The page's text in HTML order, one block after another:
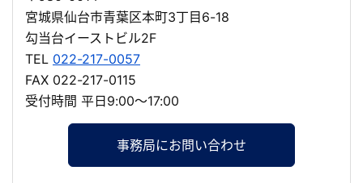
宮城県仙台市青葉区本町3丁目6-18
勾当台イーストビル2F
TEL 022-217-0057
FAX 022-217-0115
受付時間 平日9:00～17:00
事務局にお問い合わせ